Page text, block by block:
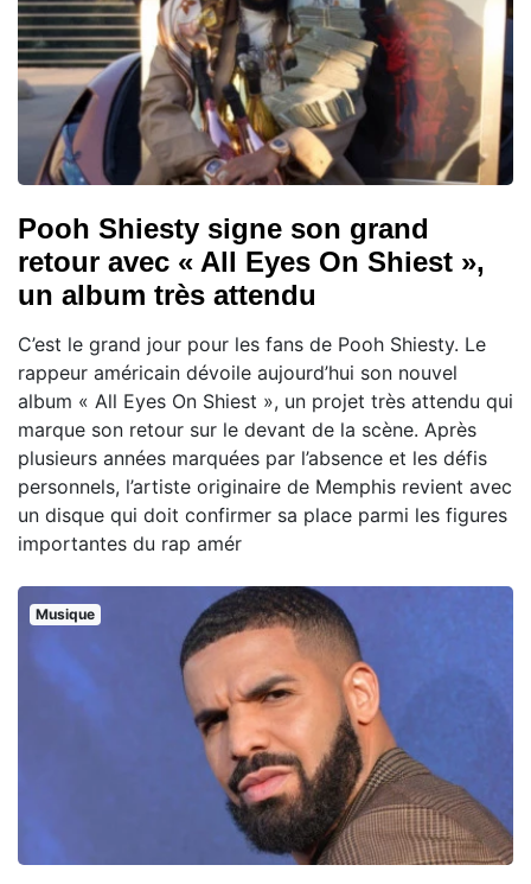
Pooh Shiesty signe son grand
retour avec « All Eyes On Shiest »,
un album très attendu
C’est le grand jour pour les fans de Pooh Shiesty. Le
rappeur américain dévoile aujourd’hui son nouvel
album « All Eyes On Shiest », un projet très attendu qui
marque son retour sur le devant de la scène. Après
plusieurs années marquées par l’absence et les défis
personnels, l’artiste originaire de Memphis revient avec
un disque qui doit confirmer sa place parmi les figures
importantes du rap amér
Musique